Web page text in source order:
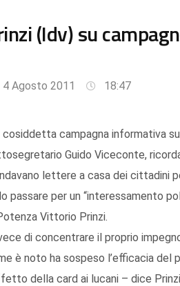
(Idv) su
4 Agosto 2011 18:47
cosiddetta campagna informativa
Guido Viceconte,
lettere a casa dei cittadini
passare per un “interessamento
Vittorio Prinzi.
di concentrare il proprio
è noto ha sospeso l’efficacia del
della card ai lucani – dice